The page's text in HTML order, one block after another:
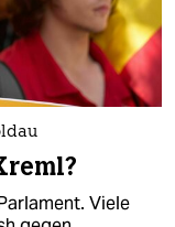
Viele